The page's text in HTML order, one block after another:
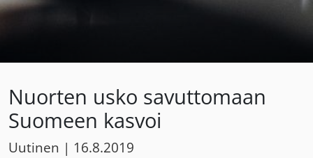
Nuorten usko savuttomaan
Suomeen kasvoi
Uutinen | 16.8.2019